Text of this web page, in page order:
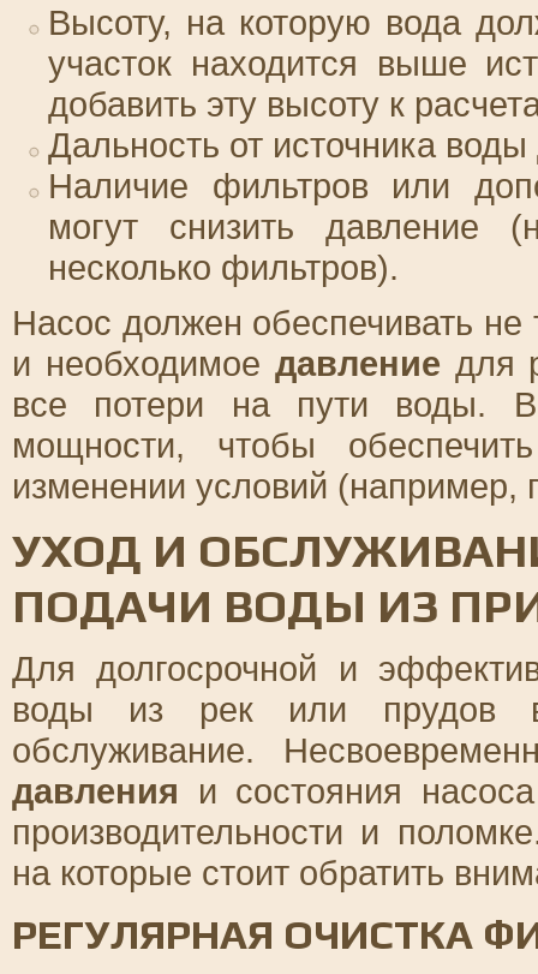
Высоту, на которую вода
участок находится выше
добавить эту высоту к
Дальность от источника
Наличие фильтров или
могут снизить давление
несколько фильтров).
Насос должен обеспечивать не
и необходимое давление для
все потери на пути воды.
мощности, чтобы
изменении условий (например,
УХОД И
ПОДАЧИ ВОДЫ ИЗ
Для долгосрочной и
воды из рек или прудов
обслуживание.
давления и состояния
производительности и
на которые стоит обратить
РЕГУЛЯРНАЯ ОЧИСТКА